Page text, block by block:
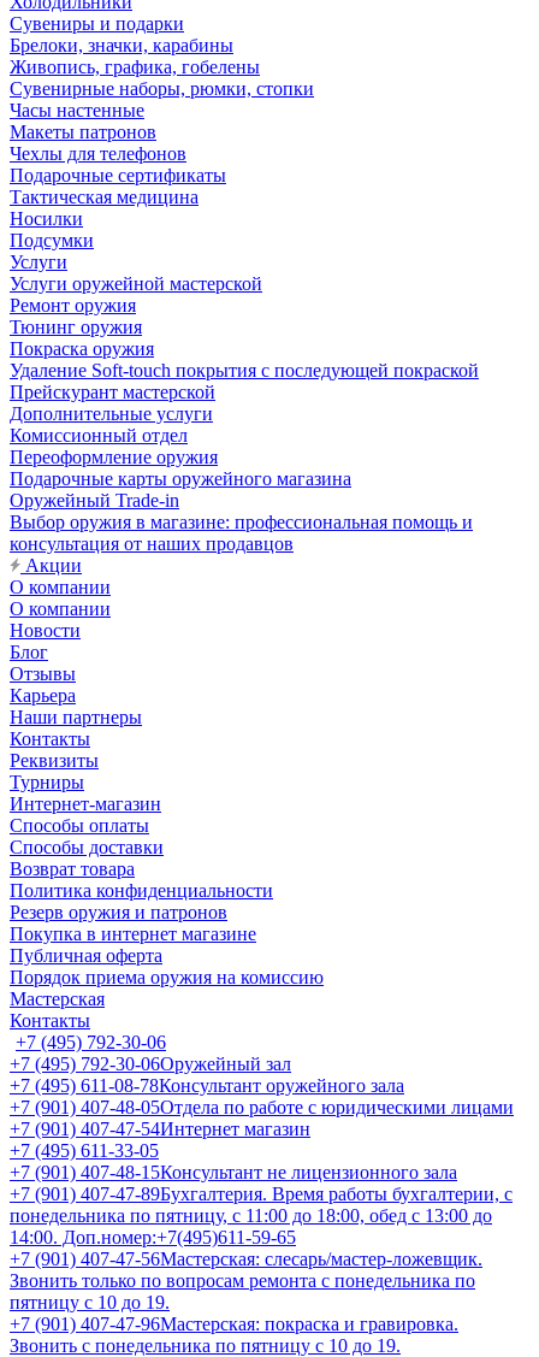
Сувениры и подарки
Брелоки, значки, карабины
Живопись, графика, гобелены
Сувенирные наборы, рюмки, стопки
Часы настенные
Макеты патронов
Чехлы для телефонов
Подарочные сертификаты
Тактическая медицина
Носилки
Подсумки
Услуги
Услуги оружейной мастерской
Ремонт оружия
Тюнинг оружия
Покраска оружия
Удаление Soft-touch покрытия с последующей покраской
Прейскурант мастерской
Дополнительные услуги
Комиссионный отдел
Переоформление оружия
Подарочные карты оружейного магазина
Оружейный Trade-in
Выбор оружия в магазине: профессиональная помощь и
консультация от наших продавцов
Акции
О компании
О компании
Новости
Блог
Отзывы
Карьера
Наши партнеры
Контакты
Реквизиты
Турниры
Интернет-магазин
Способы оплаты
Способы доставки
Возврат товара
Политика конфиденциальности
Резерв оружия и патронов
Покупка в интернет магазине
Публичная оферта
Порядок приема оружия на комиссию
Мастерская
Контакты
+7 (495) 792-30-06
+7 (495) 792-30-06Оружейный зал
+7 (495) 611-08-78Консультант оружейного зала
+7 (901) 407-48-05Отдела по работе с юридическими лицами
+7 (901) 407-47-54Интернет магазин
+7 (495) 611-33-05
+7 (901) 407-48-15Консультант не лицензионного зала
+7 (901) 407-47-89Бухгалтерия. Время работы бухгалтерии, с
понедельника по пятницу, с 11:00 до 18:00, обед с 13:00 до
14:00. Доп.номер:+7(495)611-59-65
+7 (901) 407-47-56Мастерская: слесарь/мастер-ложевщик.
Звонить только по вопросам ремонта с понедельника по
пятницу с 10 до 19.
+7 (901) 407-47-96Мастерская: покраска и гравировка.
Звонить с понедельника по пятницу с 10 до 19.